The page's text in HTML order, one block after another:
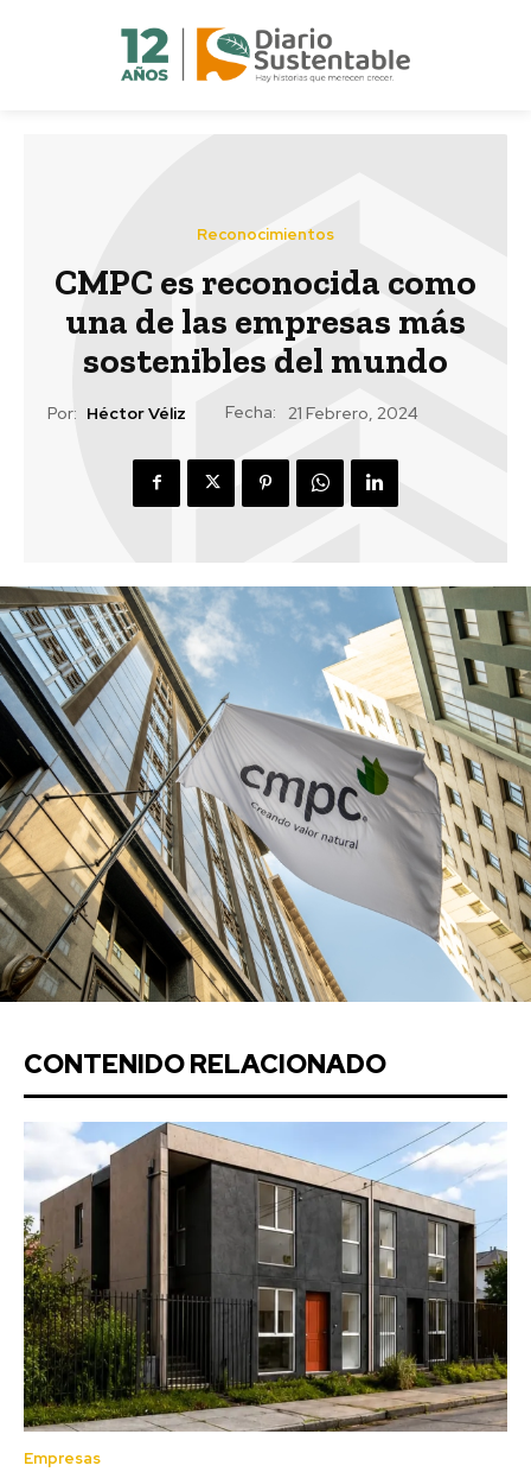
Reconocimientos
CMPC es reconocida como
una de las empresas más
sostenibles del mundo
Por: Héctor Véliz Fecha: 21 Febrero, 2024
CONTENIDO RELACIONADO
Empresas